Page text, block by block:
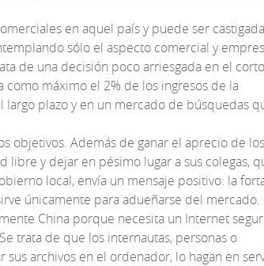
en aquel país y puede ser
sólo el aspecto comercial y
de una decisión poco arriesgada en el corto
como máximo el 2% de los ingresos de la
largo plazo y en un mercado de búsquedas
objetivos. Además de ganar el aprecio de los
libre y dejar en pésimo lugar a sus colegas,
local, envía un mensaje positivo: la
únicamente para adueñarse del mercado.
China porque necesita un Internet
trata de que los internautas, personas o
archivos en el ordenador, lo hagan en